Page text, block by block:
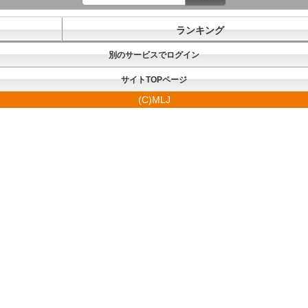
ランキング
別のサービスでログイン
サイトTOPページ
(C)MLJ